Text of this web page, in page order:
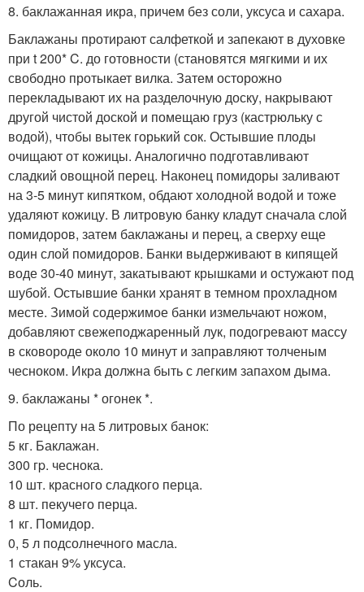
8. баклажаннaя икрa, причем без соли, уксуса и сахара.
Баклажаны протирают салфеткой и запекают в духовке
при t 200* C. до готовности (становятся мягкими и их
свободно протыкает вилка. Затем осторожно
перекладывают их на разделочную доску, накрывают
другой чистой доской и помещаю груз (кастрюльку с
водой), чтобы вытек горький сок. Остывшие плоды
очищают от кожицы. Аналогично подготавливают
сладкий овощной перец. Наконец помидоры заливают
на 3-5 минут кипятком, обдают холодной водой и тоже
удаляют кожицу. В литровую банку кладут сначала слой
помидоров, затем баклажаны и перец, а сверху еще
один слой помидоров. Банки выдерживают в кипящей
воде 30-40 минут, закатывают крышками и остужают под
шубой. Остывшие банки хранят в темном прохладном
месте. Зимой содержимое банки измельчают ножом,
добавляют свежеподжаренный лук, подогревают массу
в сковороде около 10 минут и заправляют толченым
чесноком. Икра должна быть с легким запахом дыма.
9. баклажаны * огонек *.
По рецепту на 5 литровых банок:
5 кг. Баклажан.
300 гp. чеснока.
10 шт. красного сладкого перца.
8 шт. пекучего перца.
1 кг. Помидор.
0, 5 л подсолнечного масла.
1 стакан 9% уксуса.
Cоль.